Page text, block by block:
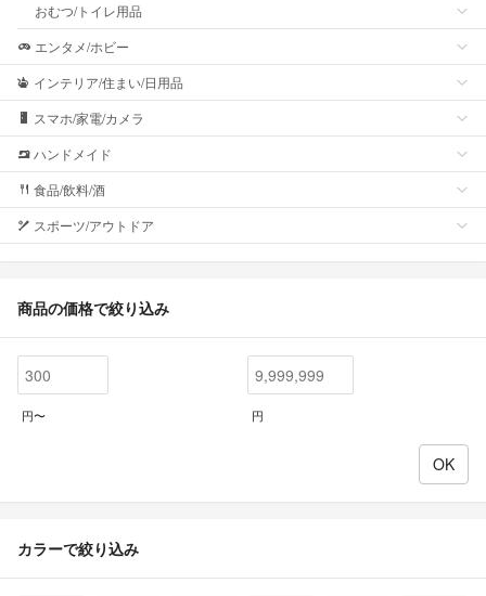
おむつ/トイレ用品
エンタメ/ホビー
インテリア/住まい/日用品
スマホ/家電/カメラ
ハンドメイド
食品/飲料/酒
スポーツ/アウトドア
商品の価格で絞り込み
円〜 円
カラーで絞り込み